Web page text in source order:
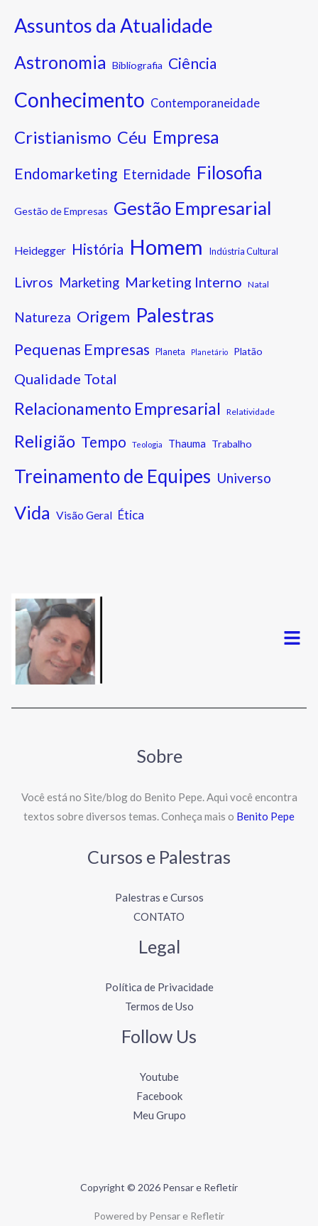
Assuntos da Atualidade
Astronomia Bibliografia Ciência
Conhecimento Contemporaneidade
Cristianismo Céu Empresa
Endomarketing Eternidade Filosofia
Gestão de Empresas Gestão Empresarial
Heidegger História Homem Indústria Cultural
Livros Marketing Marketing Interno Natal
Natureza Origem Palestras
Pequenas Empresas Planeta Planetário Platão
Qualidade Total
Relacionamento Empresarial Relatividade
Religião Tempo Teologia Thauma Trabalho
Treinamento de Equipes Universo
Vida Visão Geral Ética
Menu
Sobre
Você está no Site/blog do Benito Pepe. Aqui você encontra
textos sobre diversos temas. Conheça mais o Benito Pepe
Cursos e Palestras
Palestras e Cursos
CONTATO
Legal
Política de Privacidade
Termos de Uso
Follow Us
Youtube
Facebook
Meu Grupo
Copyright © 2026 Pensar e Refletir
Powered by Pensar e Refletir